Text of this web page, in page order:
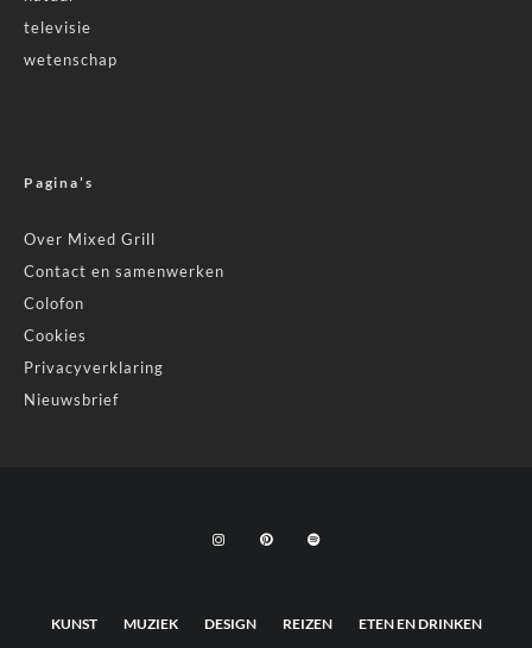
televisie
wetenschap
Pagina’s
Over Mixed Grill
Contact en samenwerken
Colofon
Cookies
Privacyverklaring
Nieuwsbrief
KUNST MUZIEK DESIGN REIZEN ETEN EN DRINKEN